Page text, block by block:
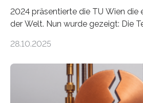
2024 präsentierte die TU Wien die
der Welt. Nun wurde gezeigt: Die
fundamentalen Physik
Messungen verwenden. Das hatte
vermutet, weltweit war nach den
Atomkern-Zuständen gesucht
28.10.2025